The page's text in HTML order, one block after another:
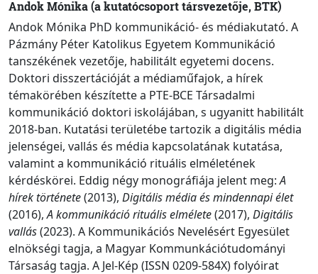
Andok Mónika (a kutatócsoport társvezetője, BTK)
Andok Mónika PhD kommunikáció- és médiakutató. A
Pázmány Péter Katolikus Egyetem Kommunikáció
tanszékének vezetője, habilitált egyetemi docens.
Doktori disszertációját a médiaműfajok, a hírek
témakörében készítette a PTE-BCE Társadalmi
kommunikáció doktori iskolájában, s ugyanitt habilitált
2018-ban. Kutatási területébe tartozik a digitális média
jelenségei, vallás és média kapcsolatának kutatása,
valamint a kommunikáció rituális elméletének
kérdéskörei. Eddig négy monográfiája jelent meg:A
hírek története(2013), Digitális média és mindennapi élet
(2016),A kommunikáció rituális elmélete(2017), Digitális
vallás(2023). A Kommunikációs Nevelésért Egyesület
elnökségi tagja, a Magyar Kommunkációtudományi
Társaság tagja. A Jel-Kép (ISSN 0209-584X) folyóirat